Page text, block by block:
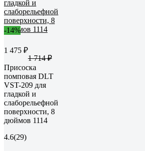
-14%
1 475 ₽
1 714 ₽
Присоска
помповая DLT
VST-209 для
гладкой и
слаборельефной
поверхности, 8
дюймов 1114
4.6(29)